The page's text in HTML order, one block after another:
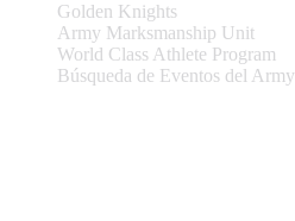
Golden Knights
Army Marksmanship Unit
World Class Athlete Program
Búsqueda de Eventos del Army